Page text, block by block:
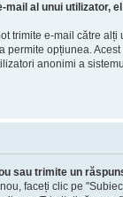
mail al unui utilizator,
trimite e-mail către alți
permite opțiunea.
anonimi a
sau trimite un
faceți clic pe